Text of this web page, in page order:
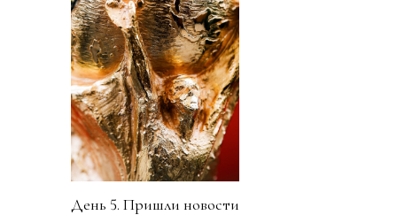
День 5. Пришли новости